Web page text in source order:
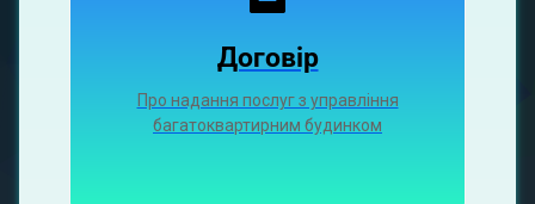
Договір
Про надання послуг з управління
багатоквартирним будинком